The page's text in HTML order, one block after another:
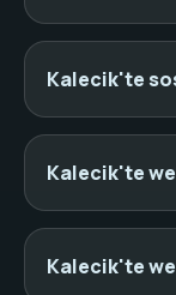
Kalecik'te
Kalecik'te
Kalecik'te